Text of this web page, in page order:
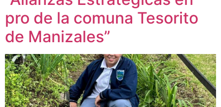
pro de la comuna Tesorito
de Manizales”